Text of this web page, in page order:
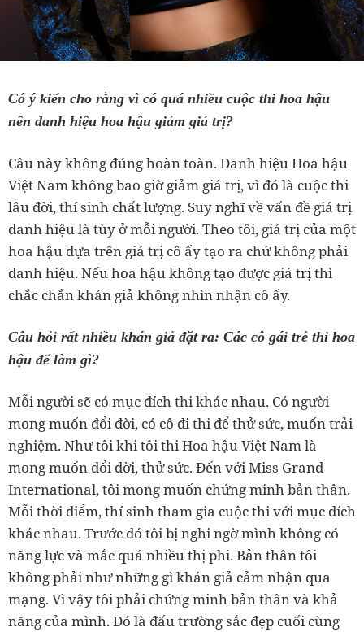
Có ý kiến cho rằng vì có quá nhiều cuộc thi hoa hậu
nên danh hiệu hoa hậu giảm giá trị?
Câu này không đúng hoàn toàn. Danh hiệu Hoa hậu
Việt Nam không bao giờ giảm giá trị, vì đó là cuộc thi
lâu đời, thí sinh chất lượng. Suy nghĩ về vấn đề giá trị
danh hiệu là tùy ở mỗi người. Theo tôi, giá trị của một
hoa hậu dựa trên giá trị cô ấy tạo ra chứ không phải
danh hiệu. Nếu hoa hậu không tạo được giá trị thì
chắc chắn khán giả không nhìn nhận cô ấy.
Câu hỏi rất nhiều khán giả đặt ra: Các cô gái trẻ thi hoa
hậu để làm gì?
Mỗi người sẽ có mục đích thi khác nhau. Có người
mong muốn đổi đời, có cô đi thi để thử sức, muốn trải
nghiệm. Như tôi khi tôi thi Hoa hậu Việt Nam là
mong muốn đổi đời, thử sức. Đến với Miss Grand
International, tôi mong muốn chứng minh bản thân.
Mỗi thời điểm, thí sinh tham gia cuộc thi với mục đích
khác nhau. Trước đó tôi bị nghi ngờ mình không có
năng lực và mắc quá nhiều thị phi. Bản thân tôi
không phải như những gì khán giả cảm nhận qua
mạng. Vì vậy tôi phải chứng minh bản thân và khả
năng của mình. Đó là đấu trường sắc đẹp cuối cùng